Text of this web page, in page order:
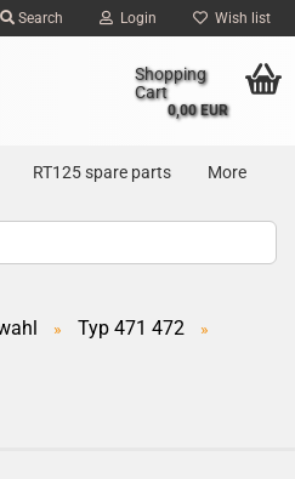
Search Login Wish list
Shopping
Cart
0,00 EUR
RT125 spare parts More
» Typ 471 472 »